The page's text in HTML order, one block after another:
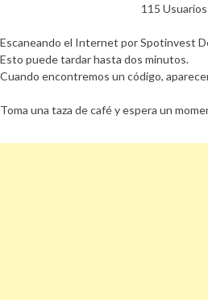
115
Escaneando el Internet por Spotinvest
Esto puede tardar hasta dos minutos.
Cuando encontremos un código,
Toma una taza de café y espera un